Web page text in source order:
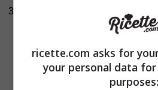
3
incorporare bene. Dovete
liscio, compatto ed
l’impasto nella pellicola e
Accendete il forno a 200
ricette.com asks for
your personal data
purposes: